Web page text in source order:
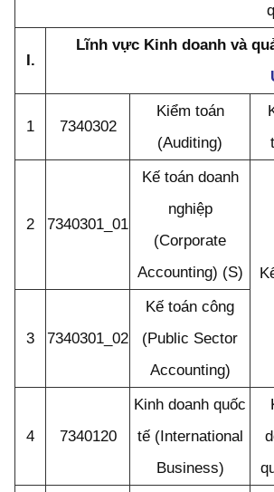
I.
Lĩnh vực Kinh doanh và
1 7340302
Kiểm toán
(Auditing)
2 7340301_01
Kế toán doanh
nghiệp
(Corporate
Accounting) (S)
3 7340301_02
Kế toán công
(Public Sector
Accounting)
4 7340120
Kinh doanh quốc
tế (International
Business)